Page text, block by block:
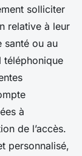
solliciter
relative à leur
santé ou au
téléphonique
à
de l’accès.
personnalisé,